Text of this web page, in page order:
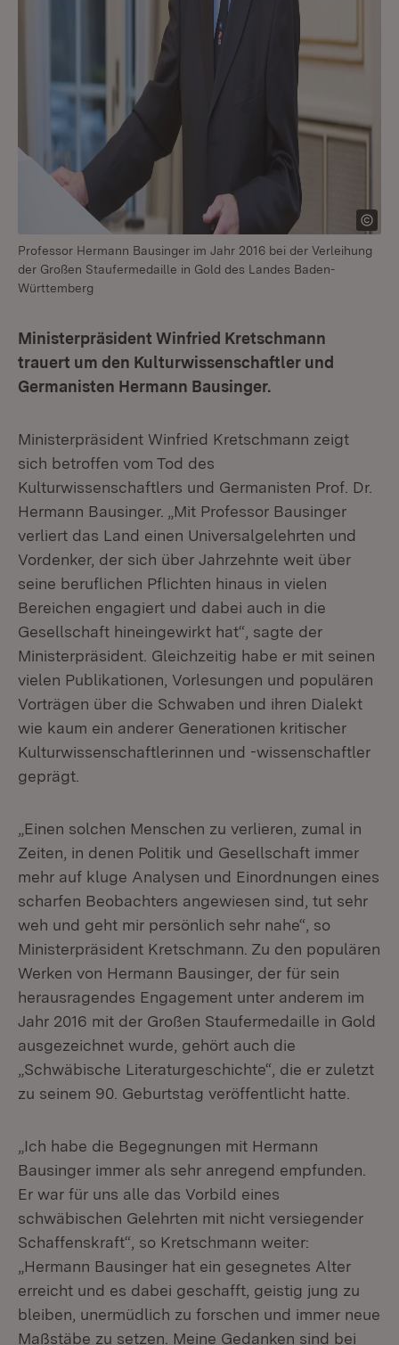
Professor Hermann Bausinger im Jahr 2016 bei der Verleihung
der Großen Staufermedaille in Gold des Landes Baden-
Württemberg
Ministerpräsident Winfried Kretschmann
trauert um den Kulturwissenschaftler und
Germanisten Hermann Bausinger.
Ministerpräsident Winfried Kretschmann zeigt
sich betroffen vom Tod des
Kulturwissenschaftlers und Germanisten Prof. Dr.
Hermann Bausinger. „Mit Professor Bausinger
verliert das Land einen Universalgelehrten und
Vordenker, der sich über Jahrzehnte weit über
seine beruflichen Pflichten hinaus in vielen
Bereichen engagiert und dabei auch in die
Gesellschaft hineingewirkt hat“, sagte der
Ministerpräsident. Gleichzeitig habe er mit seinen
vielen Publikationen, Vorlesungen und populären
Vorträgen über die Schwaben und ihren Dialekt
wie kaum ein anderer Generationen kritischer
Kulturwissenschaftlerinnen und -wissenschaftler
geprägt.
„Einen solchen Menschen zu verlieren, zumal in
Zeiten, in denen Politik und Gesellschaft immer
mehr auf kluge Analysen und Einordnungen eines
scharfen Beobachters angewiesen sind, tut sehr
weh und geht mir persönlich sehr nahe“, so
Ministerpräsident Kretschmann. Zu den populären
Werken von Hermann Bausinger, der für sein
herausragendes Engagement unter anderem im
Jahr 2016 mit der Großen Staufermedaille in Gold
ausgezeichnet wurde, gehört auch die
„Schwäbische Literaturgeschichte“, die er zuletzt
zu seinem 90. Geburtstag veröffentlicht hatte.
„Ich habe die Begegnungen mit Hermann
Bausinger immer als sehr anregend empfunden.
Er war für uns alle das Vorbild eines
schwäbischen Gelehrten mit nicht versiegender
Schaffenskraft“, so Kretschmann weiter:
„Hermann Bausinger hat ein gesegnetes Alter
erreicht und es dabei geschafft, geistig jung zu
bleiben, unermüdlich zu forschen und immer neue
Maßstäbe zu setzen. Meine Gedanken sind bei